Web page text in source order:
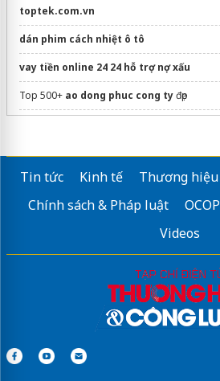
toptek.com.vn
dán phim cách nhiệt ô tô
vay tiền online 24 24 hỗ trợ nợ xấu
Top 500+ ao dong phuc cong tyđẹp
Tin tức Kinh tế Thương hiệu
Chính sách & Pháp luật
OCOP
Videos